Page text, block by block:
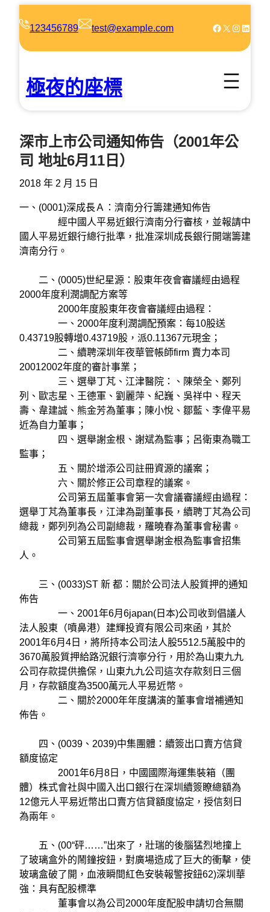
123456789 test@example.com Facebook X Instagram LinkedIn
極夜的座標
深市上市公司通知佈告（2001年公
司 地址6月11日）
2018 年 2 月 15 日
一、(0001)深成長Ａ：濟南分行籌建通知佈告
經中國人平易近銀行濟南分行審核，並報請中
國人平易近銀行總行批準，批准深圳成長銀行開端籌建
濟南分行。
二、(0005)世紀星源：股東年夜會審議經由過程
2000年度利潤調配方案等
2000年度股東年夜會審議經由過程：
一、2000年度利潤調配預案：每10股送
0.43719股轉增0.43719股，派0.11367元現金；
二、續聘深圳年夜華管帳師firm 賣力本司
20012002年度的審計事業；
三、選舉丁芃、江津醫院：、陳榮全、鄭列
列、歐志星、王德軍、劉麗萍、紀巍、吳祥中、程天
壽、韋建誠、熊金芳為董事；陳小悅、鄒藍、李偉平易
近為自力董事；
四、選舉謝金根、謝斌為監事；呂衛東為職工
監事；
五、關於增添公司註冊資源的議案；
六、關於修正公司章程的議案。
公司第五屆董事會第一次會議審議經由過程：
選舉丁芃為董事長，江津為副董事長，續聘丁芃為公司
總裁，鄭列列為公司副總裁，羅曉春為董事會秘書。
公司第五屆監事會選舉謝金根為監事會招集
人。
三、(0033)ST 新 都：關於公司法人股質押的通知
佈告
一、2001年6月6japan(日本)公司收到倡議人
法人股東（噴鼻港）建輝投資有限公司來函，其於
2001年6月4日，將所持本公司法人股5512.5萬股中的
3670萬股質押給路況銀行濟寧分行，用於為山東九九
公司存款提供擔保，山東九九公司這次存款刻日三個
月，存款額度為3500萬元人平易近幣。
二、關於2000年年度講演的董事會增補通知
佈告。
四、(0039、2039)中集團體：續簽出口賣方信貸
額度協定
2001年6月8日，中國國際海運集裝箱（團
體）株式會社與中國入出口銀行在深圳續簽瞭總額為
12億元人平易近幣出口賣方信貸額度協定，授信刻日
為兩年。
五、(00“砰……”出來了，壯瑞的後腦猛烈地撞上
了玻璃盒外的鬧鐘按鈕，對廣場造成了巨大的衝擊，使
玻璃盒破了開，血液瞬間紅色安裝報警按鈕62)深圳華
強：具有配股標準
董事會以為公司2000年度配股申請切合無關